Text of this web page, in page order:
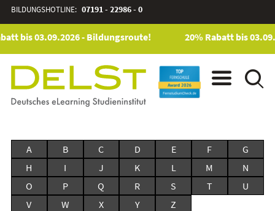
BILDUNGSHOTLINE: 07191 - 22986 - 0
bis 03.09.2026 - Bildungsroute! 20% Rabatt bis
A B C D E F
G
H
I J K L M
N
O
P Q R S T
U
V
W X Y Z